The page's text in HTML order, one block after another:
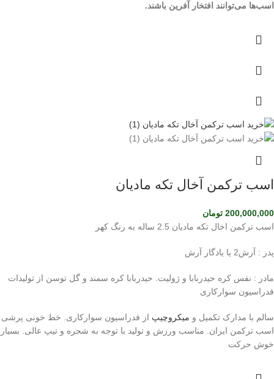
اسب‌ها می‌توانند افتخار آفرین باشند.
اسب ترکمن آخال تکه مادیان
200,000,000 تومان
اسب ترکمن اخال تکه مادیان 2.5 ساله به رنگ کهر
پدر : آرش2 یا یادگار آرش
مادر : نفس کره حیدربابا و ژولیت. حیدربابا کره سمند و گل توسن از تولیدات
فدراسیون سوارکاری
سالم با مدارک تکمیل و میکروچیپ از فدراسیون سوارکاری. خط خونی پرشی
اسب ترکمن ایران. مناسب ورزش و تولید با توجه به شجره و تیپ عالی. بسیار
خوش حرکت